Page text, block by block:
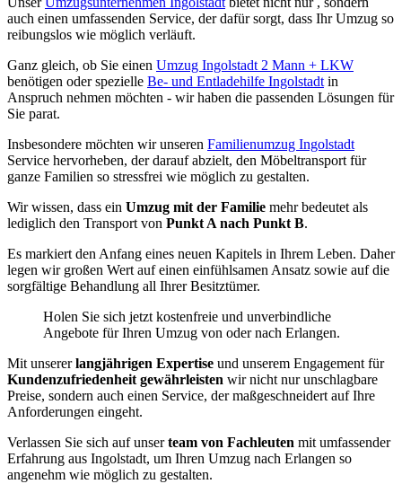
auch einen umfassenden Service, der dafür sorgt, dass Ihr Umzug so
reibungslos wie möglich verläuft.
Ganz gleich, ob Sie einen Umzug Ingolstadt 2 Mann + LKW
benötigen oder spezielle Be- und Entladehilfe Ingolstadt in
Anspruch nehmen möchten - wir haben die passenden Lösungen für
Sie parat.
Insbesondere möchten wir unseren Familienumzug Ingolstadt
Service hervorheben, der darauf abzielt, den Möbeltransport für
ganze Familien so stressfrei wie möglich zu gestalten.
Wir wissen, dass ein Umzug mit der Familie mehr bedeutet als
lediglich den Transport von Punkt A nach Punkt B.
Es markiert den Anfang eines neuen Kapitels in Ihrem Leben. Daher
legen wir großen Wert auf einen einfühlsamen Ansatz sowie auf die
sorgfältige Behandlung all Ihrer Besitztümer.
Holen Sie sich jetzt kostenfreie und unverbindliche
Angebote für Ihren Umzug von oder nach Erlangen.
Mit unsererlangjährigen Expertise und unserem Engagement für
Kundenzufriedenheit gewährleisten wir nicht nur unschlagbare
Preise, sondern auch einen Service, der maßgeschneidert auf Ihre
Anforderungen eingeht.
Verlassen Sie sich auf unserteam von Fachleuten mit umfassender
Erfahrung aus Ingolstadt, um Ihren Umzug nach Erlangen so
angenehm wie möglich zu gestalten.